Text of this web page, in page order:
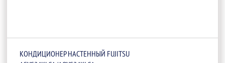
КОНДИЦИОНЕР НАСТЕННЫЙ FUJITSU